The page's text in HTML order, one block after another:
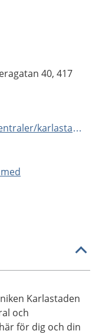
40, 417
https://kvarterskliniken.se/vardcentraler/karlastaden/
Karlastaden
och
för dig och din